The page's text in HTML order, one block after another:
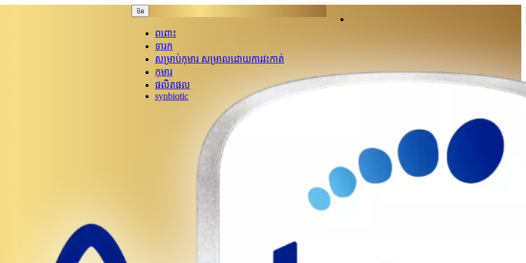
ปิด
ពពោះ
ទារក
សម្រាប់កុមារ សម្រាលដោយការវះកាត់
កុមារ
ផលិតផល
synbiotic